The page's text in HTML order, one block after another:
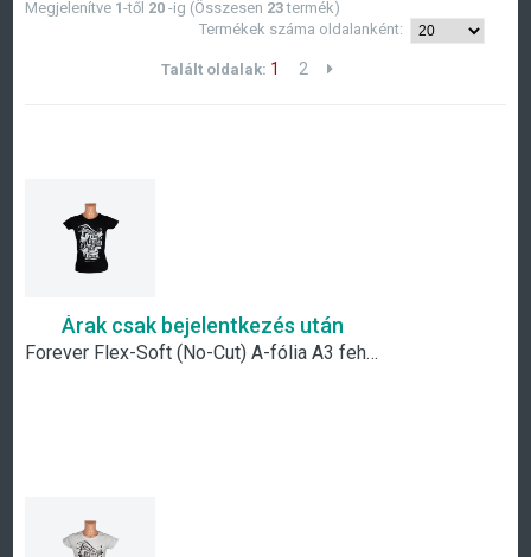
Megjelenítve 1-től 20-ig (Összesen 23termék)
Termékek száma oldalanként:
Talált oldalak: 1 2
Árak csak bejelentkezés után
Forever Flex-Soft (No-Cut) A-fólia A3 fehér